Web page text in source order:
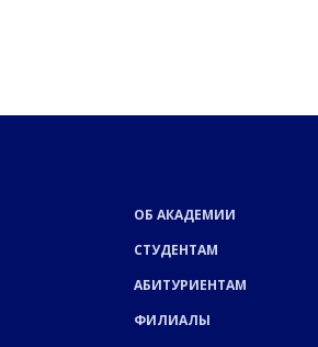
ОБ АКАДЕМИИ
СТУДЕНТАМ
АБИТУРИЕНТАМ
ФИЛИАЛЫ